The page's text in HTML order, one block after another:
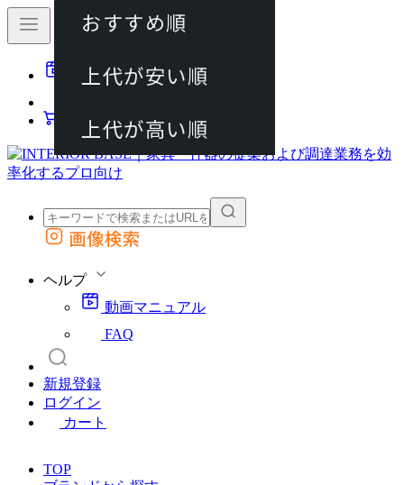
動画マニュアル
カート
外部サイトの商品をカートに追加
画像検索
ヘルプ
動画マニュアル
FAQ
新規登録
ログイン
カート
TOP
おすすめ順
上代が安い順
上代が高い順